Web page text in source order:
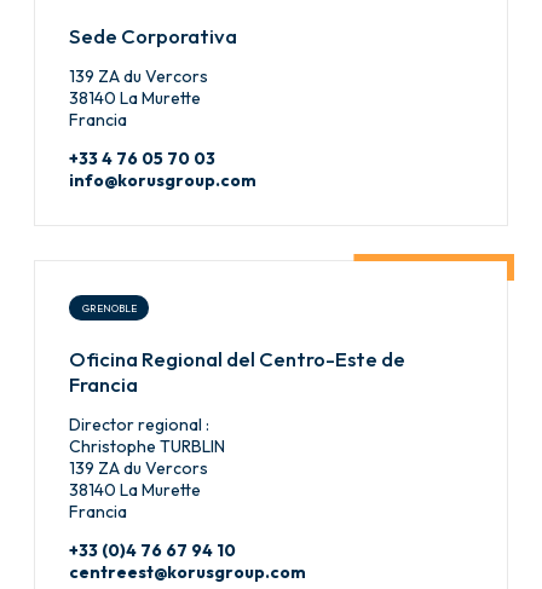
Sede Corporativa
139 ZA du Vercors
38140 La Murette
Francia
+33 4 76 05 70 03
info@korusgroup.com
GRENOBLE
Oficina Regional del Centro-Este de
Francia
Director regional :
Christophe TURBLIN
139 ZA du Vercors
38140 La Murette
Francia
+33 (0)4 76 67 94 10
centreest@korusgroup.com